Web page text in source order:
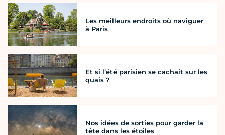
Les meilleurs endroits où naviguer
à Paris
Et si l’été parisien se cachait sur les
quais ?
Nos idées de sorties pour garder la
tête dans les étoiles